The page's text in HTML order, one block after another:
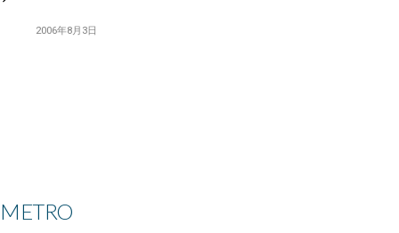
2006年8月3日
METRO